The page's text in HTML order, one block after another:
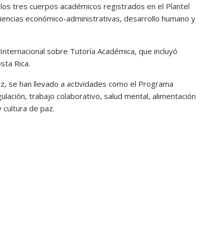
tres cuerpos académicos registrados en el Plantel
económico-administrativas, desarrollo humano y
sobre Tutoría Académica, que incluyó
Rica.
se han llevado a actividades como el Programa
trabajo colaborativo, salud mental, alimentación
de paz.